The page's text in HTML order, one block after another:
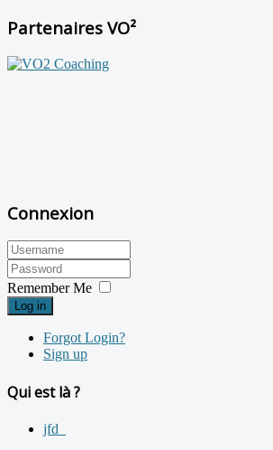
Partenaires VO²
Connexion
Remember Me
Log in
Forgot Login?
Sign up
Qui est là ?
jfd_